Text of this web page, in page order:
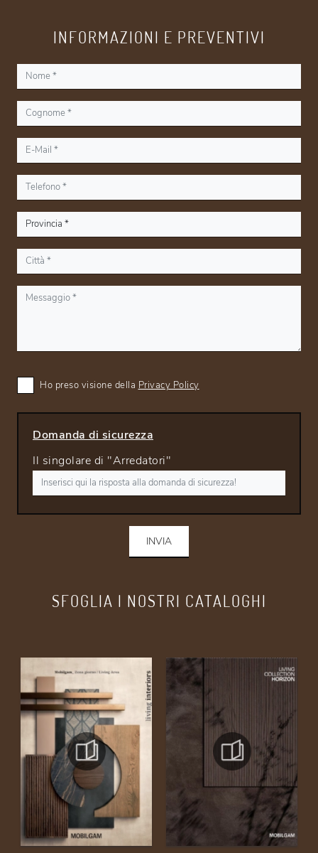
SFOGLIA I NOSTRI CATALOGHI
INFORMAZIONI E PREVENTIVI
Ho preso visione della Privacy Policy
Domanda di sicurezza
Il singolare di "Arredatori"
INVIA